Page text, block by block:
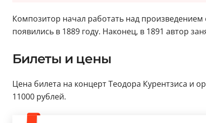
Композитор начал работать над
появились в 1889 году. Наконец, в 1891 автор
Билеты и цены
Цена билета на концерт Теодора Курентзиса и
11000 рублей.